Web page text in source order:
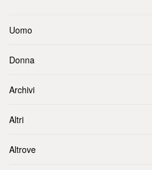
Uomo
Donna
Archivi
Altri
Altrove